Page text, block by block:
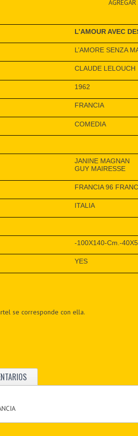
L’AMOUR AVEC
L’AMORE SENZA
CLAUDE LELOUCH
1962
FRANCIA
COMEDIA
JANINE MAGNAN
GUY MAIRESSE
FRANCIA 96
ITALIA
-100X140-Cm.-
YES
se corresponde con ella.